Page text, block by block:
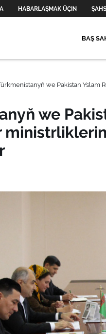
HABARLAŞMAK ÜÇIN
BAŞ
we Pakistan Yslam
we